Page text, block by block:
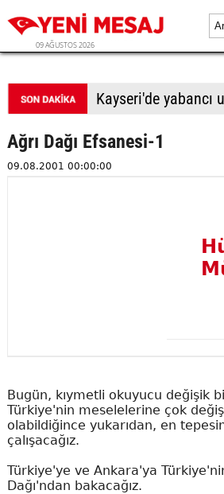
09 AĞUSTOS 2026
Ağrı Dağı Efsanesi-1
09.08.2001 00:00:00
Bugün, kıymetli okuyucu değişik
Türkiye'nin meselelerine çok
olabildiğince yukarıdan, en
çalışacağız.
Türkiye'ye ve Ankara'ya
Dağı'ndan bakacağız.